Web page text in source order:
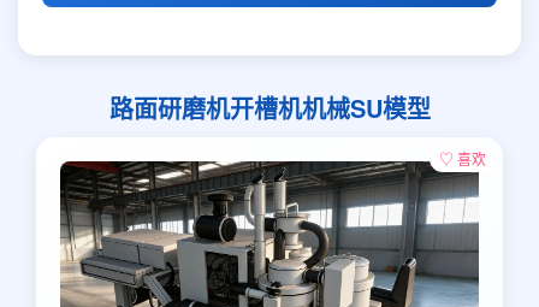
路面研磨机开槽机机械SU模型
♡ 喜欢